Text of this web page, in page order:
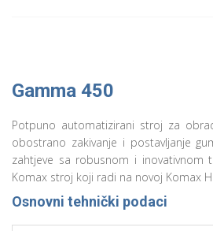
Gamma 450
Potpuno automatizirani stroj za
obostrano zakivanje i postavljanje
zahtjeve sa robusnom i inovativnom
Komax stroj koji radi na novoj Komax
Osnovni tehnički podaci